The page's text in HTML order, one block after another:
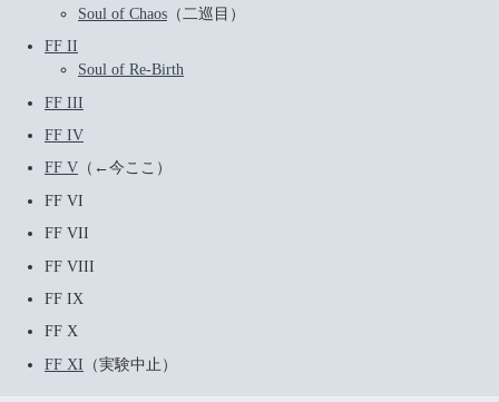
Soul of Chaos （二巡目）
FF II
Soul of Re-Birth
FF III
FF IV
FF V （←今ここ）
FF VI
FF VII
FF VIII
FF IX
FF X
FF XI （実験中止）